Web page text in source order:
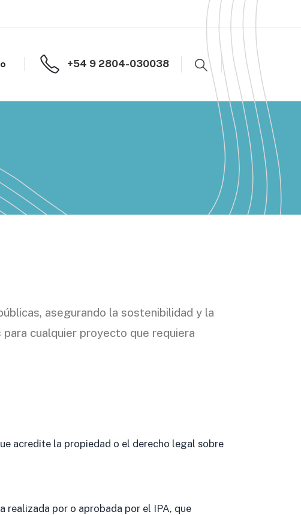
+54 9 2804-030038
asegurando la sostenibilidad y la
cualquier proyecto que requiera
acredite la propiedad o el derecho legal sobre
realizada por o aprobada por el IPA, que